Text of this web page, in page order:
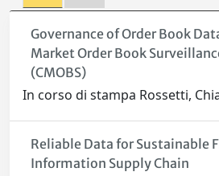
Governance of Order Book
Market Order Book
(CMOBS)
In corso di stampa Rossetti,
Reliable Data for Sustainable
Information Supply Chain